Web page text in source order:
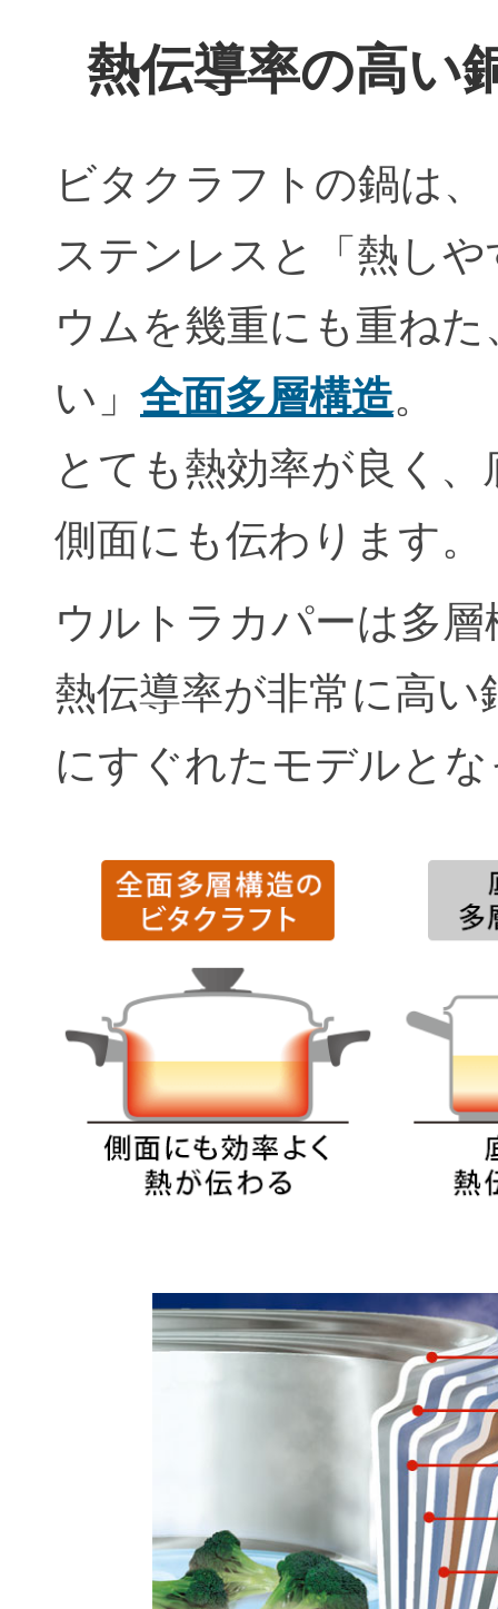
熱伝導率の高い
ビタクラフトの鍋は
ステンレスと「熱し
ウムを幾重にも重ね
い」 全面多層構造。
とても熱効率が良く
側面にも伝わります。
ウルトラカパーは多
熱伝導率が非常に高
にすぐれたモデルと